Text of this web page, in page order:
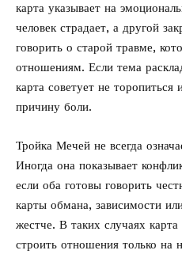
карта указывает на
человек страдает, а другой
говорить о старой травме,
отношениям. Если тема
карта советует не
причину боли.
Тройка Мечей не всегда
Иногда она показывает
если оба готовы говорить
карты обмана, зависимости
жестче. В таких случаях
строить отношения только на